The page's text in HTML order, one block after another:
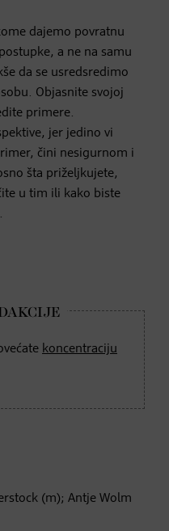
dajemo povratnu
a ne na samu
da se usredsredimo
Objasnite svojoj
primere.
jer jedino vi
čini nesigurnom i
šta priželjkujete,
u tim ili kako biste
koncentraciju
(m); Antje Wolm